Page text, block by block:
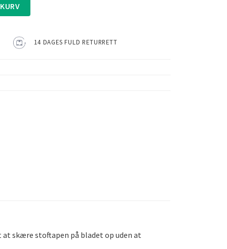
14 DAGES FULD RETURRETT
skære stoftapen på bladet op uden at